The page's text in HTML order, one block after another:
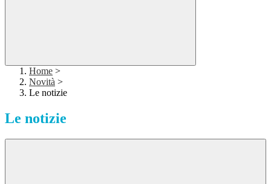
Home >
Novità >
Le notizie
Le notizie